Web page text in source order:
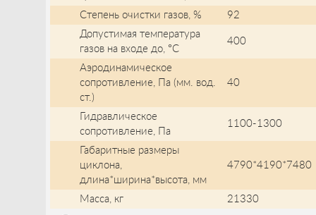
Степень очистки газов, %
92
Допустимая температура
газов на входе до, °С
400
Аэродинамическое
сопротивление, Па (мм. вод.
ст.)
40
Гидравлическое
сопротивление, Па
1100-1300
Габаритные размеры
циклона,
длина*ширина*высота, мм
4790*4190*7480
Масса, кг 21330